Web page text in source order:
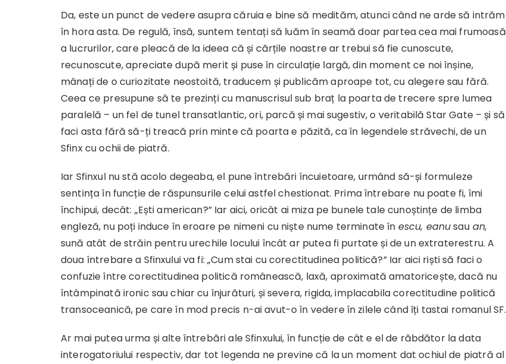
Da, este un punct de vedere asupra căruia e bine să medităm, atunci când ne arde să intrăm
în hora asta. De regulă, însă, suntem tentați să luăm în seamă doar partea cea mai frumoasă
a lucrurilor, care pleacă de la ideea că și cărțile noastre ar trebui să fie cunoscute,
recunoscute, apreciate după merit și puse în circulație largă, din moment ce noi înșine,
mânați de o curiozitate neostoită, traducem și publicăm aproape tot, cu alegere sau fără.
Ceea ce presupune să te prezinți cu manuscrisul sub braț la poarta de trecere spre lumea
paralelă – un fel de tunel transatlantic, ori, parcă și mai sugestiv, o veritabilă Star Gate – și să
faci asta fără să-ți treacă prin minte că poarta e păzită, ca în legendele străvechi, de un
Sfinx cu ochii de piatră.
Iar Sfinxul nu stă acolo degeaba, el pune întrebări încuietoare, urmând să-și formuleze
sentința în funcție de răspunsurile celui astfel chestionat. Prima întrebare nu poate fi, îmi
închipui, decât: „Ești american?” Iar aici, oricât ai miza pe bunele tale cunoștințe de limba
engleză, nu poți induce în eroare pe nimeni cu niște nume terminate în escu, eanusauan,
sună atât de străin pentru urechile locului încât ar putea fi purtate și de un extraterestru. A
doua întrebare a Sfinxului va fi: „Cum stai cu corectitudinea politică?” Iar aici riști să faci o
confuzie între corectitudinea politică românească, laxă, aproximată amatoricește, dacă nu
întâmpinată ironic sau chiar cu înjurături, și severa, rigida, implacabila corectitudine politică
transoceanică, pe care în mod precis n-ai avut-o în vedere în zilele când îți tastai romanul SF.
Ar mai putea urma și alte întrebări ale Sfinxului, în funcție de cât e el de răbdător la data
interogatoriului respectiv, dar tot legenda ne previne că la un moment dat ochiul de piatră al